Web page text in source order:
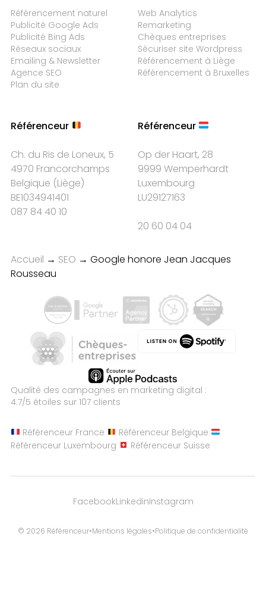
Référencement naturel
Publicité Google Ads
Publicité Bing Ads
Réseaux sociaux
Emailing & Newsletter
Agence SEO
Plan du site
Web Analytics
Remarketing
Chèques entreprises
Sécuriser site Wordpress
Référencement à Liège
Référencement à Bruxelles
Référenceur
Ch. du Ris de Loneux, 5
4970 Francorchamps
Belgique (Liège)
BE1034941401
087 84 40 10
Référenceur
Op der Haart, 28
9999 Wemperhardt
Luxembourg
LU29127163
20 60 04 04
Accueil → SEO → Google honore Jean Jacques
Rousseau
Qualité des campagnes en marketing digital :
4.7/5 étoiles sur 107 clients
Référenceur France
Référenceur Belgique
Référenceur Luxembourg
Référenceur Suisse
© 2026 Référenceur•Mentions légales•Politique de confidentialité
FacebookLinkedinInstagram